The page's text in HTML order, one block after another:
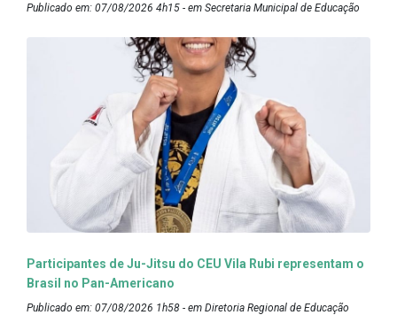
Publicado em: 07/08/2026 4h15 - em Secretaria Municipal de Educação
Participantes de Ju-Jitsu do CEU Vila Rubi representam o
Brasil no Pan-Americano
Publicado em: 07/08/2026 1h58 - em Diretoria Regional de Educação